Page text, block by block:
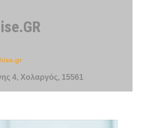
4, Χολαργός, 15561